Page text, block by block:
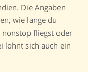
Die Angaben
wie lange du
fliegst oder
lohnt sich auch ein